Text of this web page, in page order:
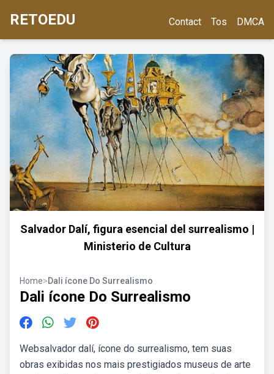
RETOEDU Contact Tos DMCA
Salvador Dalí, figura esencial del surrealismo |
Ministerio de Cultura
Home>Dali ícone Do Surrealismo
Dali ícone Do Surrealismo
Websalvador dalí, ícone do surrealismo, tem suas
obras exibidas nos mais prestigiados museus de arte